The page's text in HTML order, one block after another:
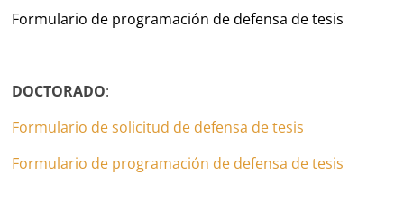
Formulario de programación de defensa de tesis
DOCTORADO:
Formulario de solicitud de defensa de tesis
Formulario de programación de defensa de tesis